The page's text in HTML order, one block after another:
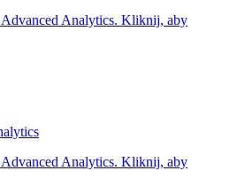
Advanced Analytics. Kliknij, aby
Advanced Analytics. Kliknij, aby